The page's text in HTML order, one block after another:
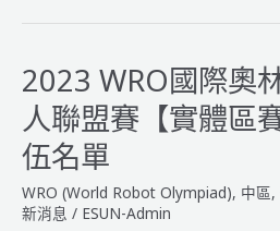
單
奧
林
匹
亞
智
能
機
2023 WRO國際奧
人聯盟賽【實體區
伍名單
WRO (World Robot Olympiad), 中區,
新消息 / ESUN-Admin